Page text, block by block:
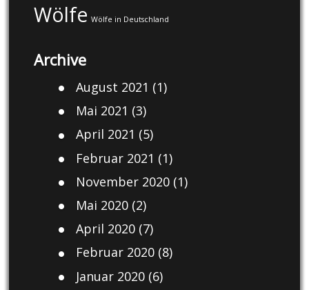
Wölfe Wölfe in Deutschland
Archive
August 2021 (1)
Mai 2021 (3)
April 2021 (5)
Februar 2021 (1)
November 2020(1)
Mai 2020(2)
April 2020(7)
Februar 2020(8)
Januar 2020(6)